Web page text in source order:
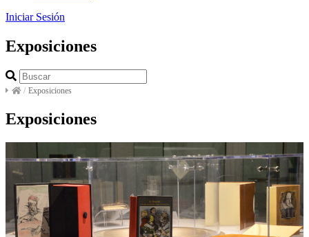
Iniciar Sesión
Exposiciones
/ Exposiciones
Exposiciones